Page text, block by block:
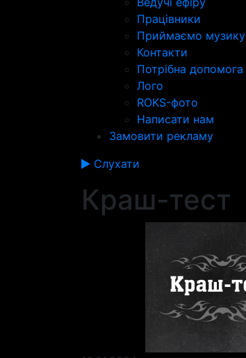
Працівники
Приймаємо музику
Контакти
Потрібна допомога
Лого
ROKS-фото
Написати нам
Замовити рекламу
Слухати
Краш-тест